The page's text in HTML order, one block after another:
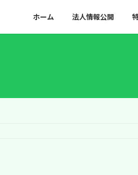
ホーム 法人情報公開